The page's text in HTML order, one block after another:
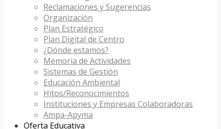
Reclamaciones y Sugerencias
Organización
Plan Estratégico
Plan Digital de Centro
¿Dónde estamos?
Memoria de Actividades
Sistemas de Gestión
Educación Ambiental
Hitos/Reconocimientos
Instituciones y Empresas Colaboradoras
Ampa-Apyma
Oferta Educativa